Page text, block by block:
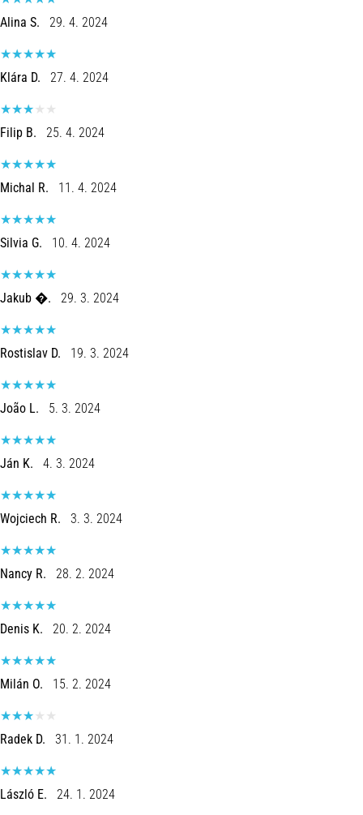
Alina S. 29. 4. 2024
Klára D. 27. 4. 2024
Filip B. 25. 4. 2024
Michal R. 11. 4. 2024
Silvia G. 10. 4. 2024
Jakub �. 29. 3. 2024
Rostislav D. 19. 3. 2024
João L. 5. 3. 2024
Ján K. 4. 3. 2024
Wojciech R. 3. 3. 2024
Nancy R. 28. 2. 2024
Denis K. 20. 2. 2024
Milán O. 15. 2. 2024
Radek D. 31. 1. 2024
László E. 24. 1. 2024